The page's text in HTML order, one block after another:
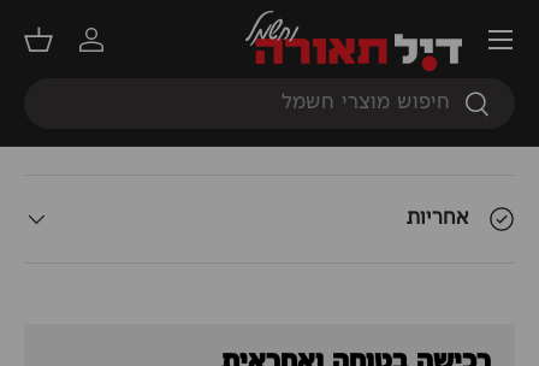
חיפוש
חיפוש
התחברות
סל
תפריט
תאור המוצר
אחריות